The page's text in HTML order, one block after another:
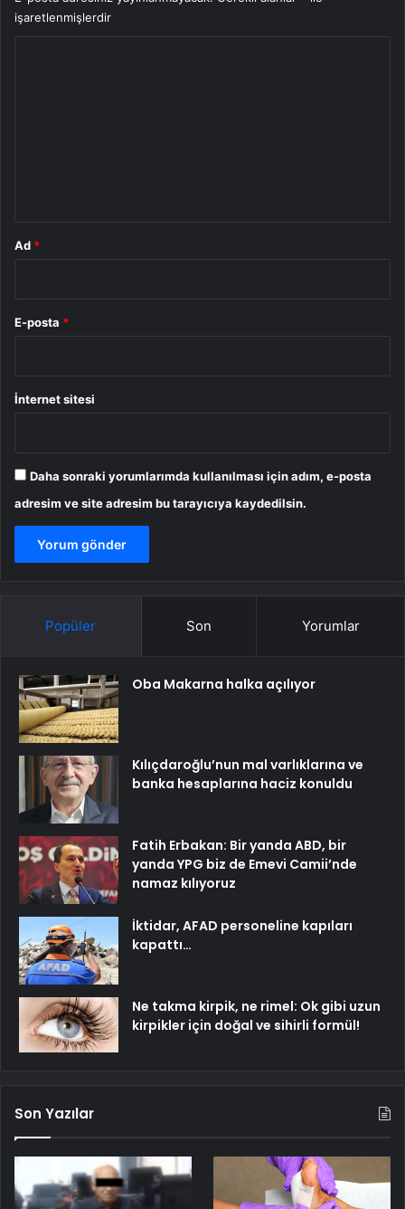
işaretlenmişlerdir
Ad *
E-posta *
İnternet sitesi
Daha sonraki yorumlarımda kullanılması için adım, e-posta
adresim ve site adresim bu tarayıcıya kaydedilsin.
Popüler Son Yorumlar
Oba Makarna halka açılıyor
Kılıçdaroğlu’nun mal varlıklarına ve
banka hesaplarına haciz konuldu
Fatih Erbakan: Bir yanda ABD, bir
yanda YPG biz de Emevi Camii’nde
namaz kılıyoruz
İktidar, AFAD personeline kapıları
kapattı…
Ne takma kirpik, ne rimel: Ok gibi uzun
kirpikler için doğal ve sihirli formül!
Son Yazılar